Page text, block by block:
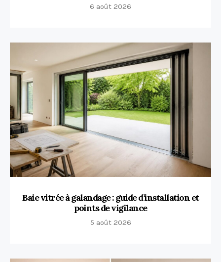
6 août 2026
Baie vitrée à galandage : guide d’installation et
points de vigilance
5 août 2026